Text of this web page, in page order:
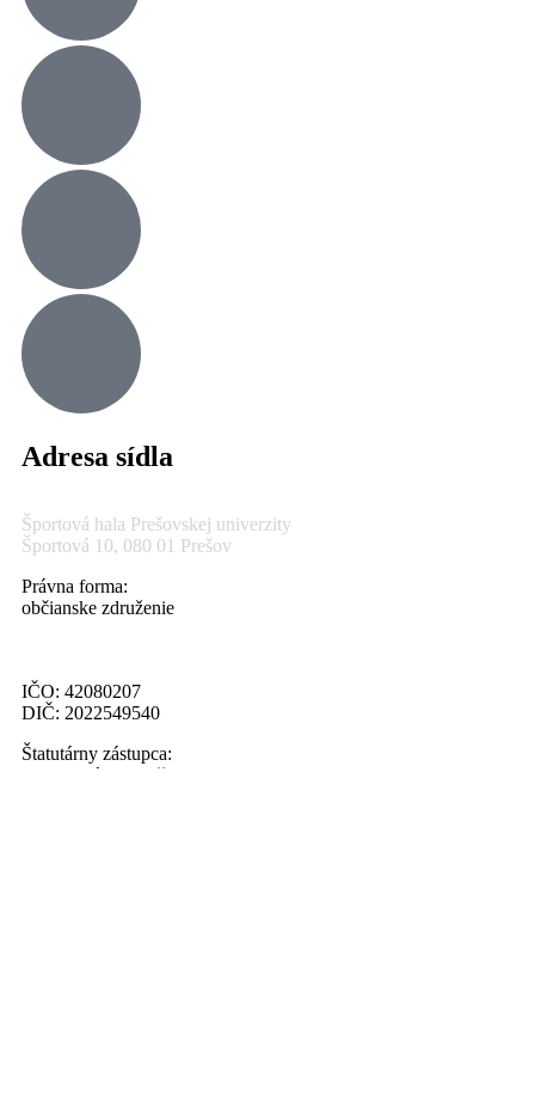
Adresa sídla
Športová hala Prešovskej univerzity
Športová 10, 080 01 Prešov
Právna forma:
občianske združenie
IČO: 42080207
DIČ: 2022549540
Štatutárny zástupca:
Ing. Marián Palenčar